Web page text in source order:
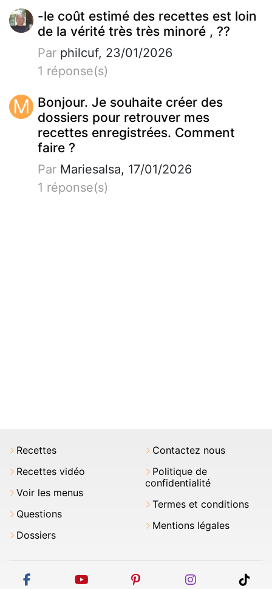
-le coût estimé des recettes est loin
de la vérité très très minoré , ??
Par philcuf, 23/01/2026
1 réponse(s)
M Bonjour. Je souhaite créer des
dossiers pour retrouver mes
recettes enregistrées. Comment
faire ?
Par Mariesalsa, 17/01/2026
1 réponse(s)
Recettes
Recettes vidéo
Voir les menus
Questions
Dossiers
Contactez nous
Politique de
confidentialité
Termes et conditions
Mentions légales
facebook youtube pinterest instagram